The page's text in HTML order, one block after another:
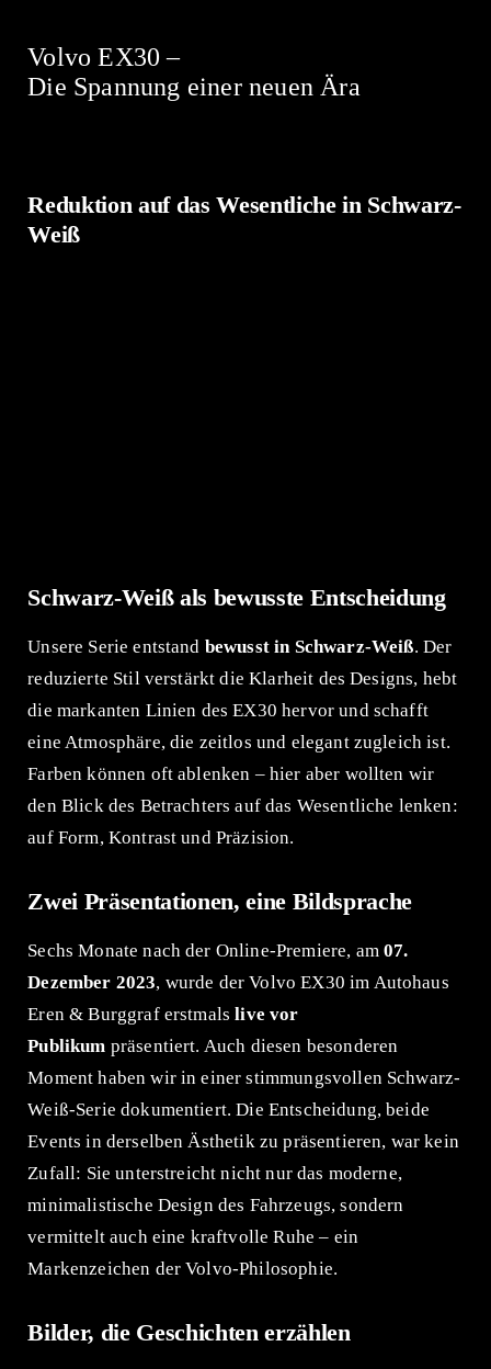
Volvo EX30 –
Die Spannung einer neuen Ära
Reduktion auf das Wesentliche in Schwarz-
Weiß
Schwarz-Weiß als bewusste Entscheidung
Unsere Serie entstand bewusst in Schwarz-Weiß. Der
reduzierte Stil verstärkt die Klarheit des Designs, hebt
die markanten Linien des EX30 hervor und schafft
eine Atmosphäre, die zeitlos und elegant zugleich ist.
Farben können oft ablenken – hier aber wollten wir
den Blick des Betrachters auf das Wesentliche lenken:
auf Form, Kontrast und Präzision.
Zwei Präsentationen, eine Bildsprache
Sechs Monate nach der Online-Premiere, am07.
Dezember 2023, wurde der Volvo EX30 im Autohaus
Eren & Burggraf erstmalslive vor
Publikum präsentiert. Auch diesen besonderen
Moment haben wir in einer stimmungsvollen Schwarz-
Weiß-Serie dokumentiert. Die Entscheidung, beide
Events in derselben Ästhetik zu präsentieren, war kein
Zufall: Sie unterstreicht nicht nur das moderne,
minimalistische Design des Fahrzeugs, sondern
vermittelt auch eine kraftvolle Ruhe – ein
Markenzeichen der Volvo-Philosophie.
Bilder, die Geschichten erzählen